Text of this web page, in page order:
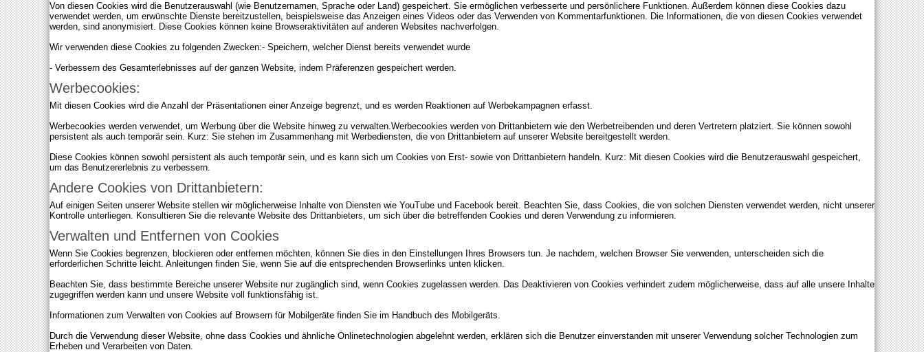
Von diesen Cookies wird die Benutzerauswahl (wie Benutzernamen, Sprache oder Land) gespeichert. Sie ermöglichen verbesserte und persönlichere Funktionen. Außerdem können diese Cookies dazu
verwendet werden, um erwünschte Dienste bereitzustellen, beispielsweise das Anzeigen eines Videos oder das Verwenden von Kommentarfunktionen. Die Informationen, die von diesen Cookies verwendet
werden, sind anonymisiert. Diese Cookies können keine Browseraktivitäten auf anderen Websites nachverfolgen.
Wir verwenden diese Cookies zu folgenden Zwecken:- Speichern, welcher Dienst bereits verwendet wurde
- Verbessern des Gesamterlebnisses auf der ganzen Website, indem Präferenzen gespeichert werden.
Werbecookies:
Mit diesen Cookies wird die Anzahl der Präsentationen einer Anzeige begrenzt, und es werden Reaktionen auf Werbekampagnen erfasst.
Werbecookies werden verwendet, um Werbung über die Website hinweg zu verwalten.Werbecookies werden von Drittanbietern wie den Werbetreibenden und deren Vertretern platziert. Sie können sowohl
persistent als auch temporär sein. Kurz: Sie stehen im Zusammenhang mit Werbediensten, die von Drittanbietern auf unserer Website bereitgestellt werden.
Diese Cookies können sowohl persistent als auch temporär sein, und es kann sich um Cookies von Erst- sowie von Drittanbietern handeln. Kurz: Mit diesen Cookies wird die Benutzerauswahl gespeichert,
um das Benutzererlebnis zu verbessern.
Andere Cookies von Drittanbietern:
Auf einigen Seiten unserer Website stellen wir möglicherweise Inhalte von Diensten wie YouTube und Facebook bereit. Beachten Sie, dass Cookies, die von solchen Diensten verwendet werden, nicht unserer
Kontrolle unterliegen. Konsultieren Sie die relevante Website des Drittanbieters, um sich über die betreffenden Cookies und deren Verwendung zu informieren.
Verwalten und Entfernen von Cookies
Wenn Sie Cookies begrenzen, blockieren oder entfernen möchten, können Sie dies in den Einstellungen Ihres Browsers tun. Je nachdem, welchen Browser Sie verwenden, unterscheiden sich die
erforderlichen Schritte leicht. Anleitungen finden Sie, wenn Sie auf die entsprechenden Browserlinks unten klicken.
Beachten Sie, dass bestimmte Bereiche unserer Website nur zugänglich sind, wenn Cookies zugelassen werden. Das Deaktivieren von Cookies verhindert zudem möglicherweise, dass auf alle unsere Inhalte
zugegriffen werden kann und unsere Website voll funktionsfähig ist.
Informationen zum Verwalten von Cookies auf Browsern für Mobilgeräte finden Sie im Handbuch des Mobilgeräts.
Durch die Verwendung dieser Website, ohne dass Cookies und ähnliche Onlinetechnologien abgelehnt werden, erklären sich die Benutzer einverstanden mit unserer Verwendung solcher Technologien zum
Erheben und Verarbeiten von Daten.